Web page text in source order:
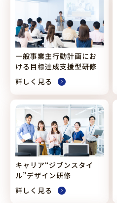
一般事業主行動計画にお
ける目標達成支援型研修
詳しく見る
キャリア“ジブンスタイ
ル”デザイン研修
詳しく見る